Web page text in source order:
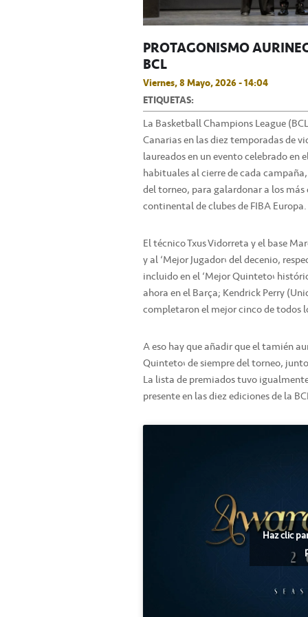
PROTAGONISMO
BCL
Viernes, 8 Mayo, 2026 - 14:04
ETIQUETAS:
La Basketball Champions League
Canarias en las diez temporadas de
laureados en un evento celebrado en
habituales al cierre de cada
del torneo, para galardonar a los
continental de clubes de FIBA Europa.
El técnico Txus Vidorreta y el base
y al ‘Mejor Jugador’ del decenio,
incluido en el ‘Mejor Quinteto’
ahora en el Barça; Kendrick Perry
completaron el mejor cinco de todos
A eso hay que añadir que el tamién
Quinteto’ de siempre del torneo,
La lista de premiados tuvo
presente en las diez ediciones de la
Haz clic